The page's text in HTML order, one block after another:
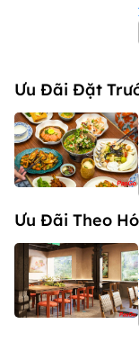
Ưu Đãi Đặt
Ưu Đãi Theo